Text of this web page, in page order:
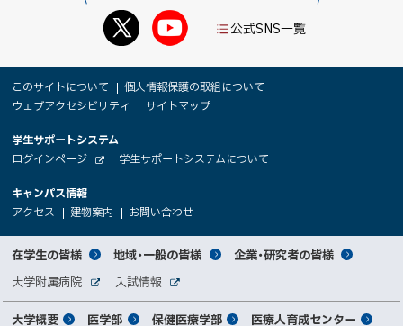
公式SNS一覧
サ
ト
報
このサイトについて
個人情報保護の取組について
ウェブアクセシビリティ
サイトマップ
大
学
関
者
向
け
学生サポートシステム
ログインページ
イ
ト
（
新
ィ
ド
ウ
で
開
き
ま
す
学生サポートシステムについて
キャンパス情報
アクセス
（
新
規
ウ
ィ
ン
ド
ウ
で
建物案内
（
新
規
ウ
ィ
ン
ド
ウ
で
お問い合わせ
規
ウ
ィ
ウ
で
サ
イ
ト
対
象
者
在学生の皆様 地域・一般の皆様 企業・研究者の皆様
関
連
大学附属病院
サ
入試情報
サ
メ
大学概要 医学部 保健医療学部 医療人育成センター